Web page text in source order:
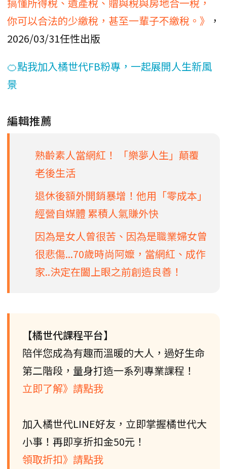
你可以合法的少繳稅，甚至一輩子不繳稅。》
，
2026/03/31任性出版
🍊點我加入橘世代FB粉專，一起展開人生新風
景
編輯推薦
熟齡素人當網紅！ 「樂夢人生」顛覆
老後生活
退休後額外開銷暴增！他用「零成本」
經營自媒體 累積人氣賺外快
因為是女人曾很苦、因為是職業婦女曾
很悲傷...70歲時尚阿嬤，當網紅、成作
家..決定在闔上眼之前創造良善！
【橘世代課程平台】
陪伴您成為有趣而溫暖的大人，過好生命
第二階段，量身打造一系列專業課程！
立即了解》請點我
加入橘世代LINE好友，立即掌握橘世代大
小事！再即享折扣金50元！
領取折扣》請點我